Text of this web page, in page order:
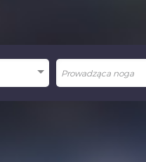
Prowadząca noga